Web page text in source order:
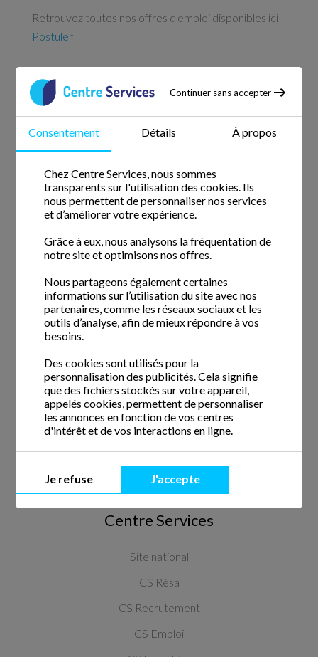
Continuer sans accepter
Consentement Détails À propos
Chez Centre Services, nous sommes
transparents sur l'utilisation des cookies. Ils
nous permettent de personnaliser nos services
et d’améliorer votre expérience.
Grâce à eux, nous analysons la fréquentation de
notre site et optimisons nos offres.
Nous partageons également certaines
informations sur l’utilisation du site avec nos
partenaires, comme les réseaux sociaux et les
outils d’analyse, afin de mieux répondre à vos
besoins.
Des cookies sont utilisés pour la
personnalisation des publicités. Cela signifie
que des fichiers stockés sur votre appareil,
appelés cookies, permettent de personnaliser
les annonces en fonction de vos centres
d'intérêt et de vos interactions en ligne.
Je refuse J'accepte
Retrouvez toutes nos offres d'emploi disponibles ici
Postuler
Services à domicile depuis 2005
Nous comptons avec nous des intervenants de ménage qui
Informations
Actualités
Questions fréquentes
Blog
Le fonctionnement
Crédit d'impôt
Avance du crédit d'impôt
CESU
Nous écrire
Centre Services
Site national
CS Résa
CS Recrutement
CS Emploi